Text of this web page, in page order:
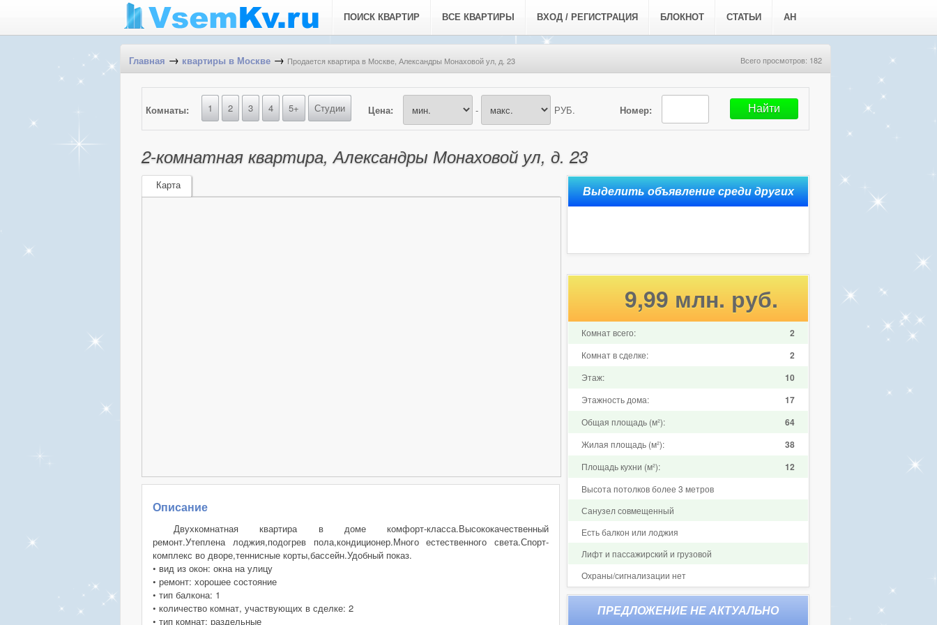
ПОИСК КВАРТИР ВСЕ КВАРТИРЫ ВХОД / РЕГИСТРАЦИЯ БЛОКНОТ СТАТЬИ АН
Главная → квартиры в Москве → Продается квартира в Москве, Александры Монаховой ул, д. 23 Всего просмотров: 182
Номер:
Комнаты: 1 2 3 4 5+ Студии Цена: - РУБ.
2-комнатная квартира, Александры Монаховой ул, д. 23
Карта
Описание
Двухкомнатная квартира в доме комфорт-класса.Высококачественный
ремонт.Утеплена лоджия,подогрев пола,кондиционер.Много естественного света.Спорт-
комплекс во дворе,теннисные корты,бассейн.Удобный показ.
• вид из окон: окна на улицу
• ремонт: хорошее состояние
• тип балкона: 1
• количество комнат, участвующих в сделке: 2
• тип комнат: раздельные
9,99 млн. руб.
Комнат всего: 2
Комнат в сделке: 2
Этаж: 10
Этажность дома: 17
Общая площадь (м²): 64
Жилая площадь (м²): 38
Площадь кухни (м²): 12
Высота потолков более 3 метров
Санузел совмещенный
Есть балкон или лоджия
Лифт и пассажирский и грузовой
Охраны/сигнализации нет